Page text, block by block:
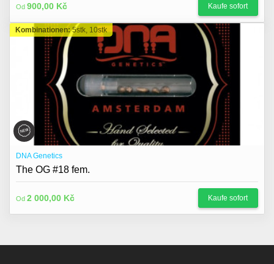
Od 900,00 Kč Kaufe sofort
Kombinationen:5stk, 10stk
DNA Genetics
The OG #18 fem.
Od 2 000,00 Kč Kaufe sofort